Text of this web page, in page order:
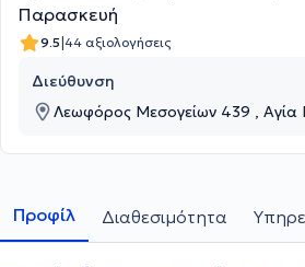
Παρασκευή
9.5|44 αξιολογήσεις
Διεύθυνση
Λεωφόρος Μεσογείων 439 , Αγία
Προφίλ Διαθεσιμότητα